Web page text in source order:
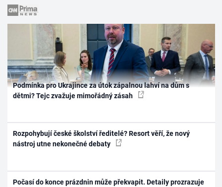
Podmínka pro Ukrajince za útok zápalnou lahví na dům s
dětmi? Tejc zvažuje mimořádný zásah
Rozpohybují české školství ředitelé? Resort věří, že nový
nástroj utne nekonečné debaty
Počasí do konce prázdnin může překvapit. Detaily prozrazuje